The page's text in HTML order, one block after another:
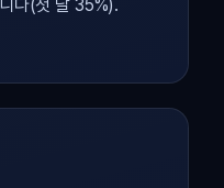
다(첫 달 35%).